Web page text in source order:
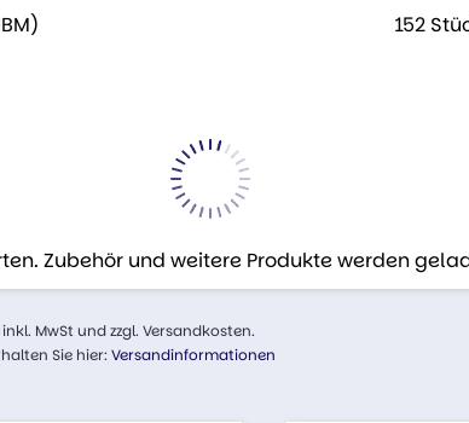
152
Zubehör und weitere Produkte werden
MwSt und zzgl. Versandkosten.
Sie hier: Versandinformationen